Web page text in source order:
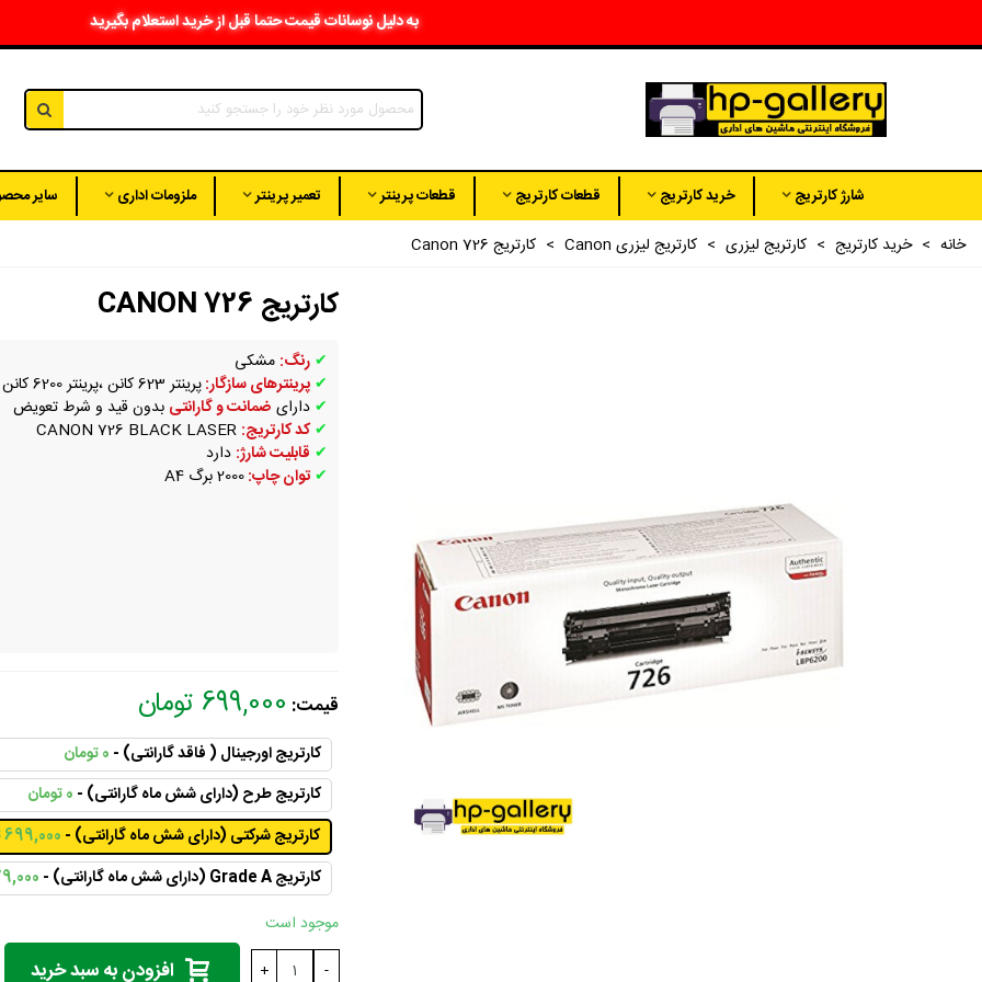
به دلیل نوسانات قیمت حتما قبل از خرید استعلام بگیرید
شارژ کارتریج خرید کارتریج قطعات کارتریج قطعات پرینتر تعمیر پرینتر ملزومات اداری سایر
خانه > خرید کارتریج > کارتریج لیزری > کارتریج لیزری Canon > کارتریج Canon 726
کارتریج CANON 726
✔ رنگ: مشکی
✔ پرینترهای سازگار:پرینتر 623 کانن ،پرینتر 6200 کانن
✔ دارای ضمانت و گارانتی بدون قید و شرط تعویض
✔ کد کارتریج:
✔ قابلیت شارژ: دارد
✔ توان چاپ:2000 برگ A4
قیمت: 699,000 تومان
کارتریج اورجینال ( فاقد گارانتی) - 0 تومان
کارتریج طرح (دارای شش ماه گارانتی) - 0 تومان
کارتریج شرکتی (دارای شش ماه گارانتی) - 699,000 تومان
کارتریج Grade A (دارای شش ماه گارانتی) -
579,000
موجود است
-
+ افزودن به سبد خرید